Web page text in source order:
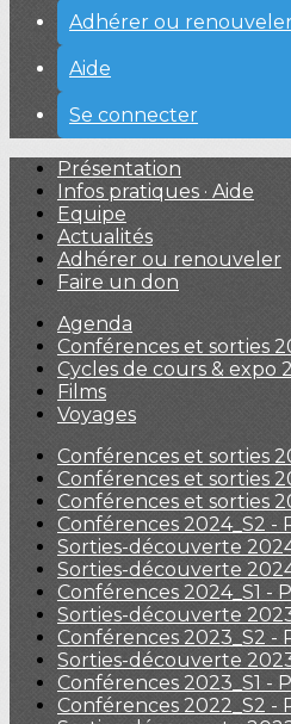
Adhérer ou
Aide
Se connecter
Présentation
Infos pratiques · Aide
Equipe
Actualités
Adhérer ou renouveler
Faire un don
Agenda
Conférences et sorties
Cycles de cours & expo
Films
Voyages
Conférences et sorties
Conférences et sorties
Conférences et sorties
Conférences 2024_S2 -
Sorties-découverte
Sorties-découverte
Conférences 2024_S1 -
Sorties-découverte
Conférences 2023_S2 -
Sorties-découverte
Conférences 2023_S1 -
Conférences 2022_S2 -